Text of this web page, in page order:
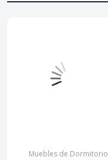
Muebles de Dormitorio